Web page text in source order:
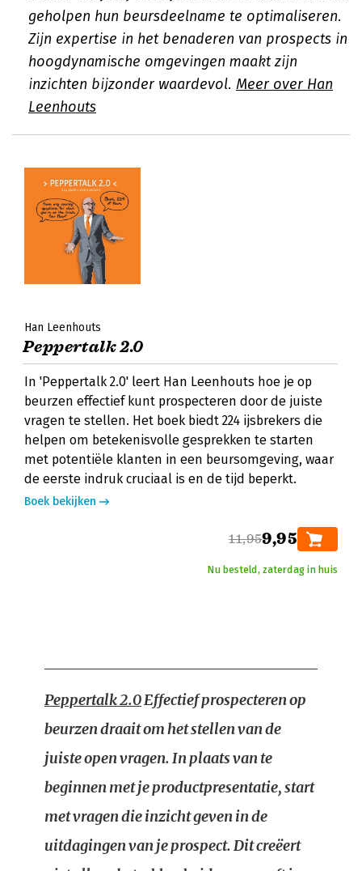
geholpen hun beursdeelname te optimaliseren.
Zijn expertise in het benaderen van prospects in
hoogdynamische omgevingen maakt zijn
inzichten bijzonder waardevol. Meer over Han
Leenhouts
Han Leenhouts
Peppertalk 2.0
In 'Peppertalk 2.0' leert Han Leenhouts hoe je op
beurzen effectief kunt prospecteren door de juiste
vragen te stellen. Het boek biedt 224 ijsbrekers die
helpen om betekenisvolle gesprekken te starten
met potentiële klanten in een beursomgeving, waar
de eerste indruk cruciaal is en de tijd beperkt.
Boek bekijken
11,959,95
Nu besteld, zaterdag in huis
Peppertalk 2.0Effectief prospecteren op
beurzen draait om het stellen van de
juiste open vragen. In plaats van te
beginnen met je productpresentatie, start
met vragen die inzicht geven in de
uitdagingen van je prospect. Dit creëert